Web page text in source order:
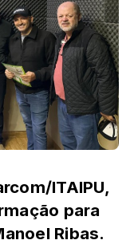
ITAIPU,
para
Ribas.